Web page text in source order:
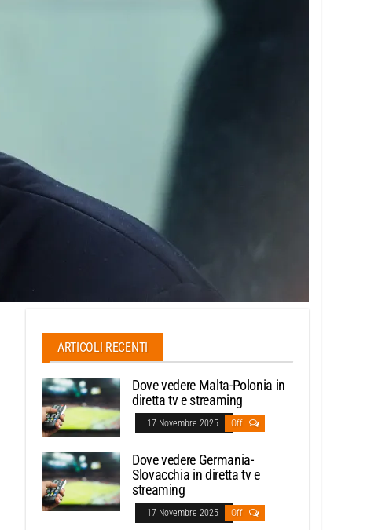
ARTICOLI RECENTI
Dove vedere Malta-Polonia in
diretta tv e streaming
17 Novembre 2025 Off
Dove vedere Germania-
Slovacchia in diretta tv e
streaming
17 Novembre 2025 Off